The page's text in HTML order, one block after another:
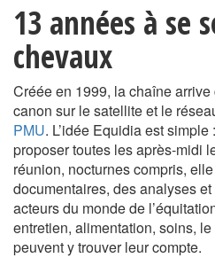
13 années à se
chevaux
Créée en 1999, la chaîne
canon sur le satellite et le
PMU. L’idée Equidia est
proposer toutes les après-midi
réunion, nocturnes compris,
documentaires, des analyses
acteurs du monde de
entretien, alimentation, soins,
peuvent y trouver leur compte.